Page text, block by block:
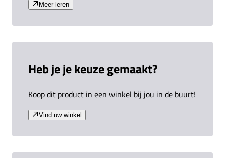
Meer leren
Heb je je keuze gemaakt?
Koop dit product in een winkel bij jou in de buurt!
Vind uw winkel